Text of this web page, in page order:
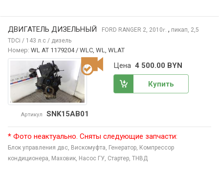
ДВИГАТЕЛЬ ДИЗЕЛЬНЫЙ FORD RANGER 2, 2010г. , пикап, 2,5
TDCi / 143 л.с / дизель
Номер: WL AT 1179204 / WLC, WL, WLAT
Артикул SNK15AB01
Цена 4 500.00 BYN
Купить
* Фото неактуально. Сняты следующие запчасти:
Блок управления двс, Вискомуфта, Генератор, Компрессор
кондиционера, Маховик, Насос ГУ, Стартер, ТНВД